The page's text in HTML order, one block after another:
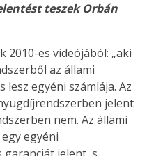
teszek Orbán
2010-es videójából: „aki
az állami
egyéni számlája. Az
jelent
nem. Az állami
egyéni